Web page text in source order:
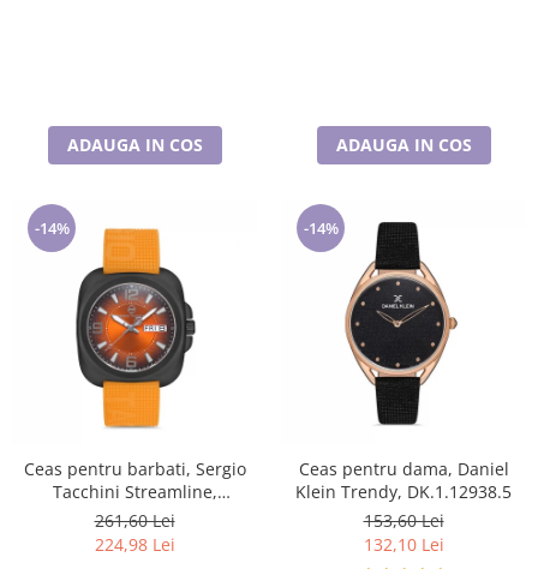
ADAUGA IN COS ADAUGA IN COS
-14%
Ceas pentru barbati, Sergio
Tacchini Streamline,
ST.1.10092.3
261,60 Lei
224,98 Lei
-14%
Ceas pentru dama, Daniel
Klein Trendy, DK.1.12938.5
153,60 Lei
132,10 Lei